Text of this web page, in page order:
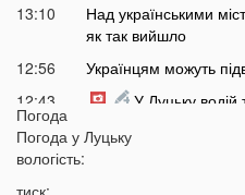
13:10
Над українськими
як так вийшло
12:56
Українцям можуть
12:43
У Луцьку водій
12:26
12:07
Погода
Погода у Луцьку
вологість:
тиск: